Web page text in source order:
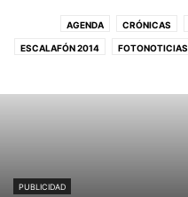
AGENDA CRÓNICAS
ESCALAFÓN 2014 FOTONOTICIAS
PUBLICIDAD